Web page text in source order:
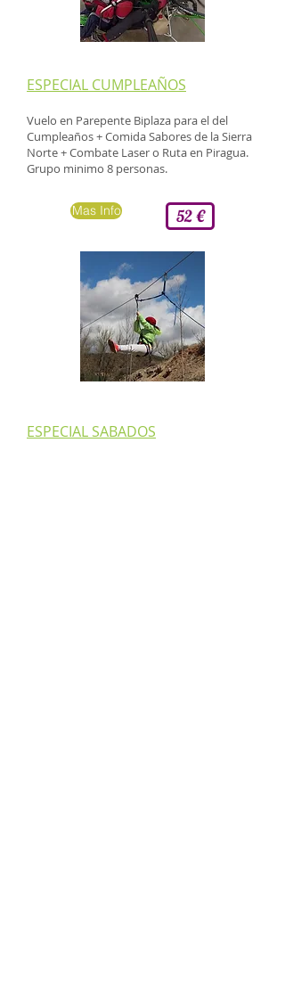
​ESPECIAL CUMPLEAÑOS
Vuelo en Parepente Biplaza para el del
Cumpleaños + Comida Sabores de la Sierra
Norte +Combate Laser o Ruta en Piragua.
Grupo minimo 8 personas.
Mas Info 52 €
ESPECIAL SABADOS